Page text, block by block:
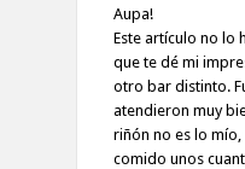
Aupa!
Este artículo no lo
que te dé mi
otro bar distinto.
atendieron muy
riñón no es lo
comido unos